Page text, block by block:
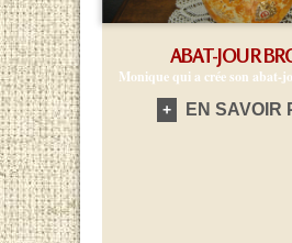
ABAT-JOUR
Monique qui a crée son abat-
+ EN SAVOIR